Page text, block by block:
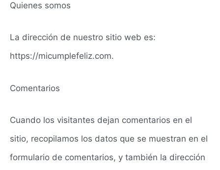
Quienes somos
La dirección de nuestro sitio web es:
https://micumplefeliz.com.
Comentarios
Cuando los visitantes dejan comentarios en el
sitio, recopilamos los datos que se muestran en el
formulario de comentarios, y también la dirección